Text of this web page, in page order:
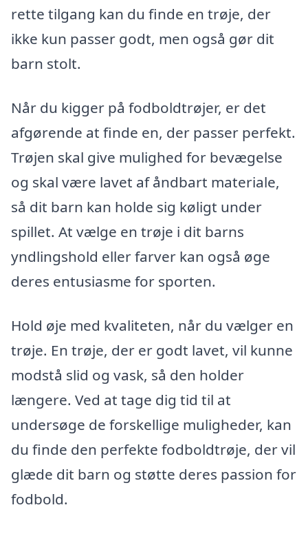
rette tilgang kan du finde en trøje, der
ikke kun passer godt, men også gør dit
barn stolt.
Når du kigger på fodboldtrøjer, er det
afgørende at finde en, der passer perfekt.
Trøjen skal give mulighed for bevægelse
og skal være lavet af åndbart materiale,
så dit barn kan holde sig køligt under
spillet. At vælge en trøje i dit barns
yndlingshold eller farver kan også øge
deres entusiasme for sporten.
Hold øje med kvaliteten, når du vælger en
trøje. En trøje, der er godt lavet, vil kunne
modstå slid og vask, så den holder
længere. Ved at tage dig tid til at
undersøge de forskellige muligheder, kan
du finde den perfekte fodboldtrøje, der vil
glæde dit barn og støtte deres passion for
fodbold.